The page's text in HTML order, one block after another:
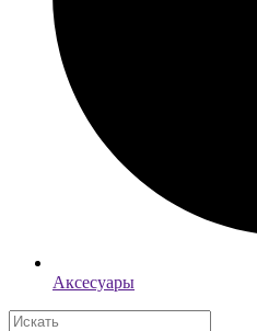
Аксесуары